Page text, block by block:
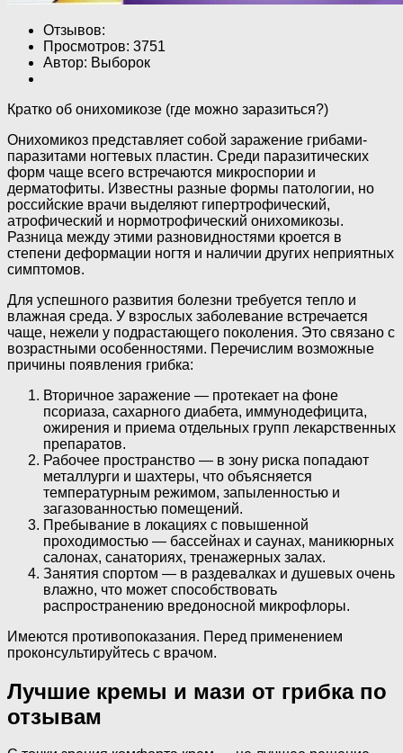
Отзывов:
Просмотров: 3751
Автор: Выборок
Кратко об онихомикозе (где можно заразиться?)
Онихомикоз представляет собой заражение грибами-
паразитами ногтевых пластин. Среди паразитических
форм чаще всего встречаются микроспории и
дерматофиты. Известны разные формы патологии, но
российские врачи выделяют гипертрофический,
атрофический и нормотрофический онихомикозы.
Разница между этими разновидностями кроется в
степени деформации ногтя и наличии других неприятных
симптомов.
Для успешного развития болезни требуется тепло и
влажная среда. У взрослых заболевание встречается
чаще, нежели у подрастающего поколения. Это связано с
возрастными особенностями. Перечислим возможные
причины появления грибка:
Вторичное заражение — протекает на фоне
псориаза, сахарного диабета, иммунодефицита,
ожирения и приема отдельных групп лекарственных
препаратов.
Рабочее пространство — в зону риска попадают
металлурги и шахтеры, что объясняется
температурным режимом, запыленностью и
загазованностью помещений.
Пребывание в локациях с повышенной
проходимостью — бассейнах и саунах, маникюрных
салонах, санаториях, тренажерных залах.
Занятия спортом — в раздевалках и душевых очень
влажно, что может способствовать
распространению вредоносной микрофлоры.
Имеются противопоказания. Перед применением
проконсультируйтесь с врачом.
Лучшие кремы и мази от грибка по
отзывам